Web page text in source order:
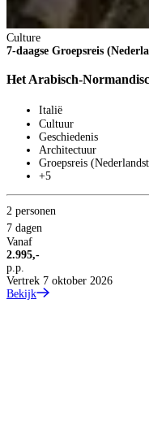
Culture
7-daagse Groepsreis
Het Arabisch-
Italië
Cultuur
Geschiedenis
Architectuur
Groepsreis
+5
2 personen
7 dagen
Vanaf
2.995,-
p.p.
Vertrek 7 oktober 2026
Bekijk